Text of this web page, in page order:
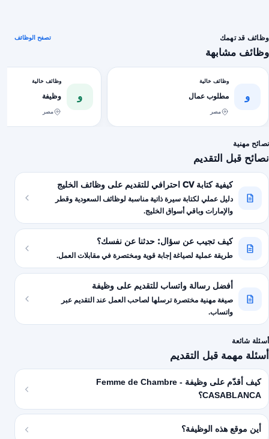
وظائف قد تهمك
وظائف مشابهة
تصفح الوظائف
و
وظائف خالية
مطلوب عمال
مصر
و
وظائف خالية
وظيفة
مصر
نصائح مهنية
نصائح قبل التقديم
كيفية كتابة CV احترافي للتقديم على وظائف الخليج
دليل عملي لكتابة سيرة ذاتية مناسبة لوظائف السعودية وقطر
والإمارات وباقي أسواق الخليج.
كيف تجيب عن سؤال: حدثنا عن نفسك؟
طريقة عملية لصياغة إجابة قوية ومختصرة في مقابلات العمل.
أفضل رسالة واتساب للتقديم على وظيفة
صيغة مهنية مختصرة ترسلها لصاحب العمل عند التقديم عبر
واتساب.
أسئلة شائعة
أسئلة مهمة قبل التقديم
كيف أقدّم على وظيفة Femme de Chambre -
CASABLANCA؟
أين موقع هذه الوظيفة؟